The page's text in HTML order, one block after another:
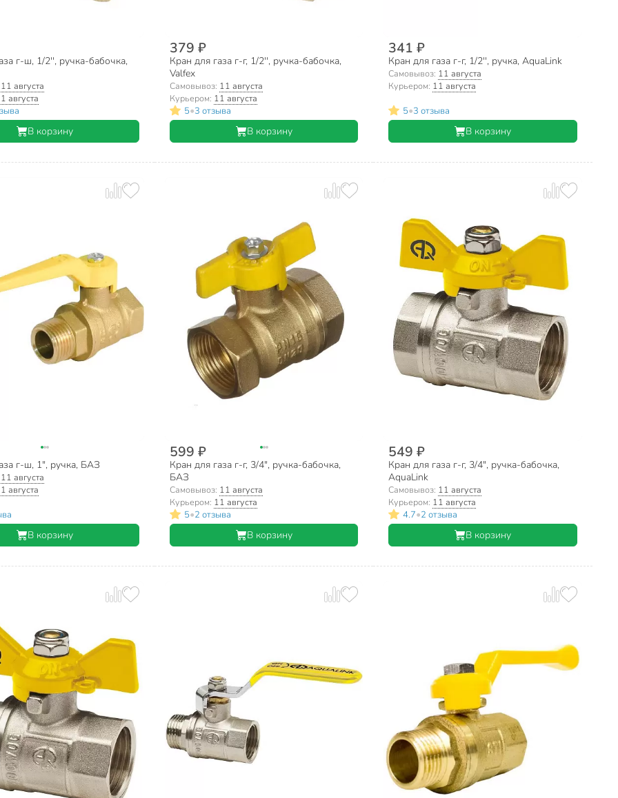
г-ш, 1/2'', ручка-бабочка,
11 августа
августа
В корзину
379 ₽
Кран для газа г-г, 1/2'', ручка-бабочка,
Valfex
Самовывоз: 11 августа
Курьером: 11 августа
5•3 отзыва
В корзину
341 ₽
Кран для газа г-г, 1/2'', ручка, AquaLink
Самовывоз: 11 августа
Курьером: 11 августа
5•3 отзыва
В корзину
г-ш, 1", ручка, БАЗ
11 августа
августа
В корзину
599 ₽
Кран для газа г-г, 3/4", ручка-бабочка,
БАЗ
Самовывоз: 11 августа
Курьером: 11 августа
5•2 отзыва
В корзину
549 ₽
Кран для газа г-г, 3/4", ручка-бабочка,
AquaLink
Самовывоз: 11 августа
Курьером: 11 августа
4.7•2 отзыва
В корзину